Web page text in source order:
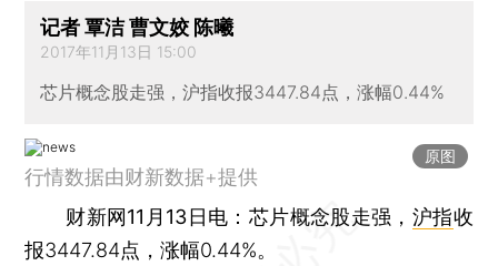
记者 覃洁 曹文姣 陈曦
2017年11月13日 15:00
芯片概念股走强，沪指收报3447.84点，涨幅0.44%
原图
行情数据由财新数据+提供
财新网11月13日电 ：芯片概念股走强， 沪指收
报3447.84点，涨幅0.44%。